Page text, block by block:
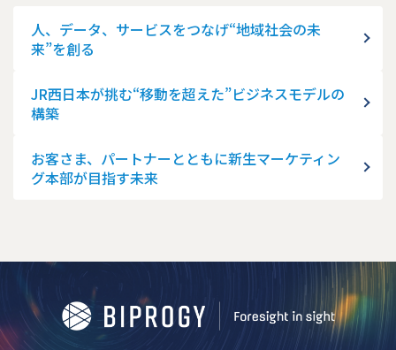
人、データ、サービスをつなげ“地域社会の未
来”を創る
JR西日本が挑む“移動を超えた”ビジネスモデルの
構築
お客さま、パートナーとともに新生マーケティン
グ本部が目指す未来